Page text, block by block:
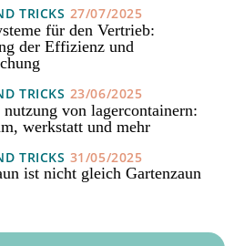
TRICKS 27/07/2025
für den Vertrieb:
der Effizienz und
TRICKS 23/06/2025
von lagercontainern:
werkstatt und mehr
TRICKS 31/05/2025
ist nicht gleich Gartenzaun